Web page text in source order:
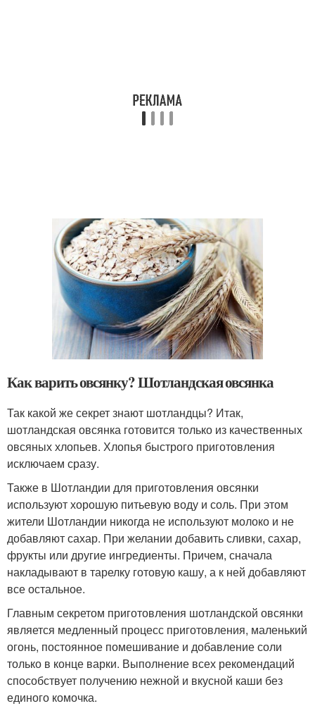
Как варить овсянку? Шотландская овсянка
Так какой же секрет знают шотландцы? Итак,
шотландская овсянка готовится только из качественных
овсяных хлопьев. Хлопья быстрого приготовления
исключаем сразу.
Также в Шотландии для приготовления овсянки
используют хорошую питьевую воду и соль. При этом
жители Шотландии никогда не используют молоко и не
добавляют сахар. При желании добавить сливки, сахар,
фрукты или другие ингредиенты. Причем, сначала
накладывают в тарелку готовую кашу, а к ней добавляют
все остальное.
Главным секретом приготовления шотландской овсянки
является медленный процесс приготовления, маленький
огонь, постоянное помешивание и добавление соли
только в конце варки. Выполнение всех рекомендаций
способствует получению нежной и вкусной каши без
единого комочка.